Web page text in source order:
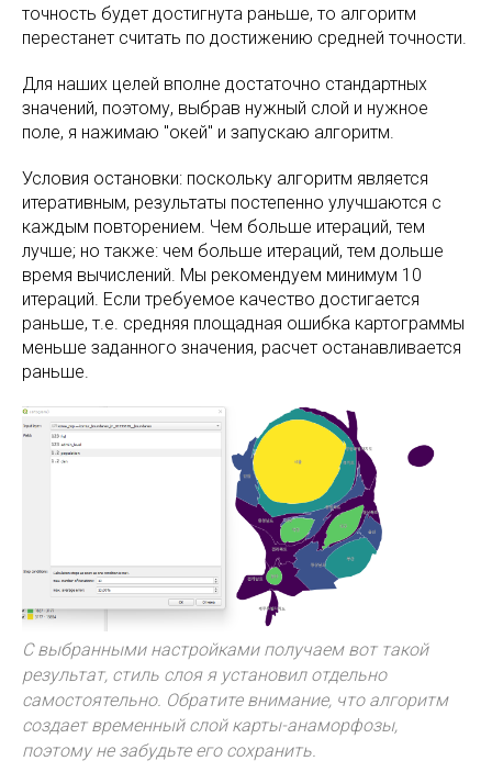
точность будет достигнута раньше, то алгоритм
перестанет считать по достижению средней точности.
Для наших целей вполне достаточно стандартных
значений, поэтому, выбрав нужный слой и нужное
поле, я нажимаю "окей" и запускаю алгоритм.
Условия остановки: поскольку алгоритм является
итеративным, результаты постепенно улучшаются с
каждым повторением. Чем больше итераций, тем
лучше; но также: чем больше итераций, тем дольше
время вычислений. Мы рекомендуем минимум 10
итераций. Если требуемое качество достигается
раньше, т.е. средняя площадная ошибка картограммы
меньше заданного значения, расчет останавливается
раньше.
С выбранными настройками получаем вот такой
результат, стиль слоя я установил отдельно
самостоятельно. Обратите внимание, что алгоритм
создает временный слой карты-анаморфозы,
поэтому не забудьте его сохранить.